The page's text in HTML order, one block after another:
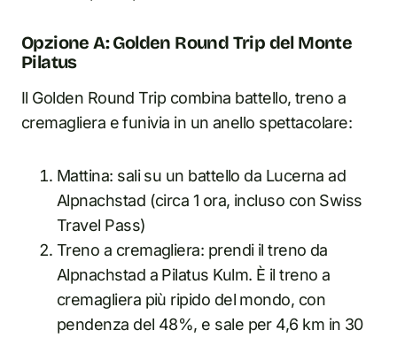
Opzione A: Golden Round Trip del Monte
Pilatus
Il Golden Round Trip combina battello, treno a
cremagliera e funivia in un anello spettacolare:
Mattina: sali su un battello da Lucerna ad
Alpnachstad (circa 1 ora, incluso con Swiss
Travel Pass)
Treno a cremagliera: prendi il treno da
Alpnachstad a Pilatus Kulm. È il treno a
cremagliera più ripido del mondo, con
pendenza del 48%, e sale per 4,6 km in 30